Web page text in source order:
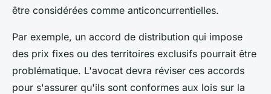
être considérées comme anticoncurrentielles.
Par exemple, un accord de distribution qui impose
des prix fixes ou des territoires exclusifs pourrait être
problématique. L'avocat devra réviser ces accords
pour s'assurer qu'ils sont conformes aux lois sur la